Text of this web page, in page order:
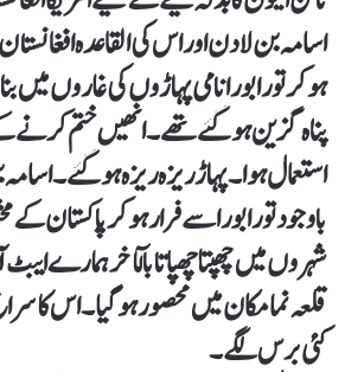
اسامہ بن لادن اور اس کی القاعدہ
ہوکر تورا بورا نامی پہاڑوں کی غاروں
پناہ گزین ہوگئے تھے۔ انھیں ختم کرنے
استعمال ہوا۔ پہاڑ ریزہ ریزہ ہوگئے۔
باوجود تورا بورا سے فرار ہوکر پاکستان
شہروں میں چھپتا چھپاتا بالٓاخر ہمارے
قلعہ نما مکان میں محصور ہوگیا۔ اس کا
کئی برس لگے۔